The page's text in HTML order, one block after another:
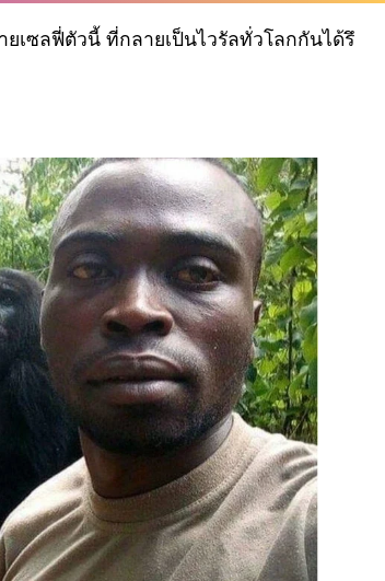
เซลฟี่ตัวนี้ ที่กลายเป็นไวรัลทั่วโลกกันได้รึ